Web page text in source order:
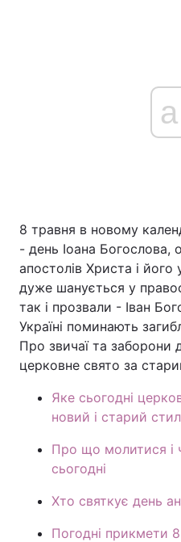
Головна
Україна
Економіка
Спорт
Зброя
Здоров'я
8 травня в новому
- день Іоана Богослова,
апостолів Христа і його
дуже шанується у
так і прозвали - Іван
Україні поминають
Про звичаї та заборони
церковне свято за
Яке сьогодні
новий і старий
Про що молитися і
сьогодні
Хто святкує день
Погодні прикмети